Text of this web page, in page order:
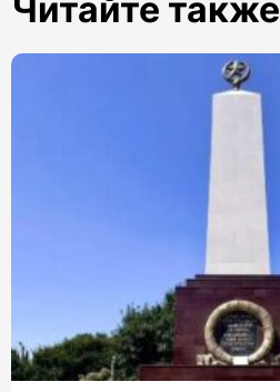
Читайте также